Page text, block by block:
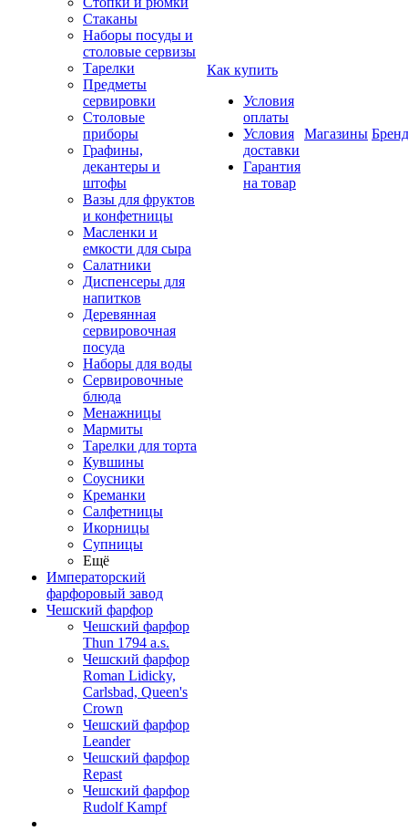
Стаканы
Наборы посуды и
столовые сервизы
Тарелки
Предметы
сервировки
Столовые
приборы
Графины,
декантеры и
штофы
Вазы для фруктов
и конфетницы
Масленки и
емкости для сыра
Салатники
Диспенсеры для
напитков
Деревянная
сервировочная
посуда
Наборы для воды
Сервировочные
блюда
Менажницы
Мармиты
Тарелки для торта
Кувшины
Соусники
Креманки
Салфетницы
Икорницы
Супницы
Ещё
Императорский
фарфоровый завод
Чешский фарфор
Чешский фарфор
Thun 1794 a.s.
Чешский фарфор
Roman Lidicky,
Carlsbad, Queen's
Crown
Чешский фарфор
Leander
Чешский фарфор
Repast
Чешский фарфор
Rudolf Kampf
Как купить
Условия
оплаты
Условия
доставки
Гарантия
на товар
Магазины